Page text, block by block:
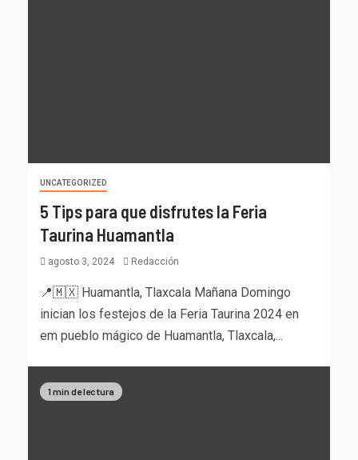
UNCATEGORIZED
5 Tips para que disfrutes la Feria
Taurina Huamantla
agosto 3, 2024 Redacción
📍🇲🇽 Huamantla, Tlaxcala Mañana Domingo
inician los festejos de la Feria Taurina 2024 en
em pueblo mágico de Huamantla, Tlaxcala,...
1 min de lectura